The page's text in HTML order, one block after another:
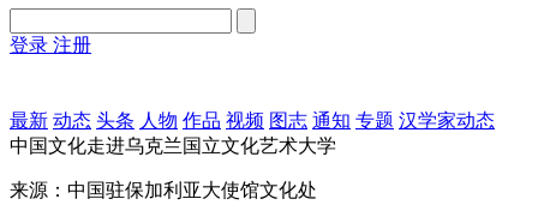
登录 注册
最新 动态 头条 人物 作品 视频 图志 通知 专题 汉学家动态
中国文化走进乌克兰国立文化艺术大学
来源：中国驻保加利亚大使馆文化处